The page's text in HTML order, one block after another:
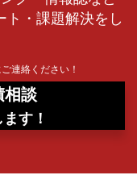
ト・課題解決をし
連絡ください！
相談
す！